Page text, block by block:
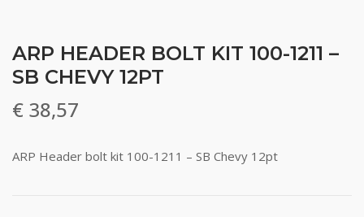
ARP HEADER BOLT KIT 100-1211 –
SB CHEVY 12PT
€ 38,57
ARP Header bolt kit 100-1211 – SB Chevy 12pt